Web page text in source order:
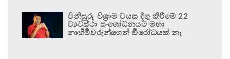
විනිසුරු විශ්‍රාම වයස දිගු කිරීමේ 22
ව්‍යවස්ථා සංශෝධනයට මහා
නාහිමිවරුන්ගෙන් විරෝධයක් නෑ